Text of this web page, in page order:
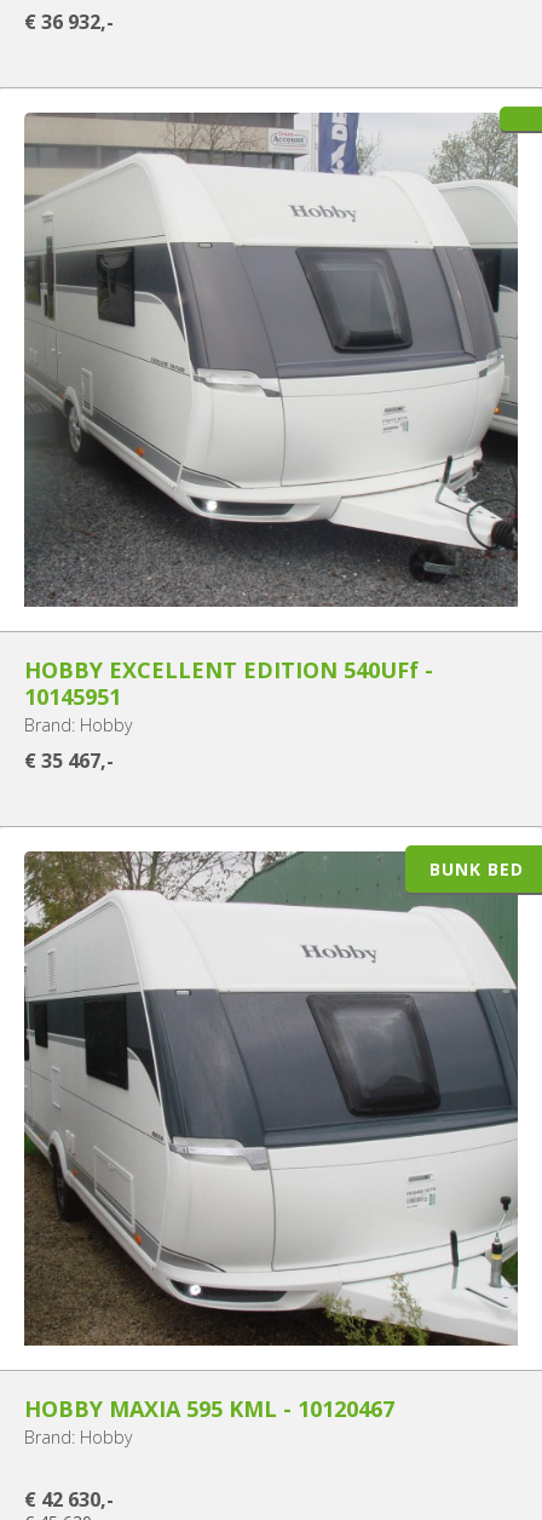
€ 36 932,-
HOBBY EXCELLENT EDITION 540UFf -
10145951
Brand: Hobby
€ 35 467,-
HOBBY MAXIA 595 KML - 10120467
Brand: Hobby
€ 42 630,-
BUNK BED